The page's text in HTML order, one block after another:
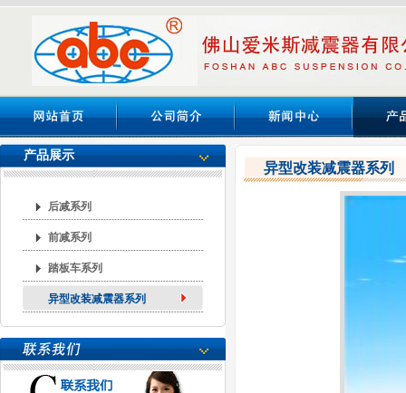
产品展示
后减系列
前减系列
踏板车系列
异型改装减震器系列
异型改装减震器系列